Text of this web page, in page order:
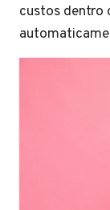
custos dentro